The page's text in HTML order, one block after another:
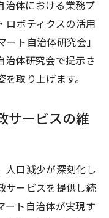
治体における業務プ
ロボティクスの活用
ト自治体研究会」
治体研究会で提示さ
取り上げます。
サービスの維
人口減少が深刻化し
サービスを提供し続
ート自治体が実現す